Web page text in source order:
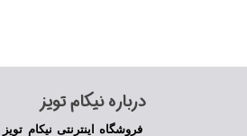
​درباره نیکام تویز